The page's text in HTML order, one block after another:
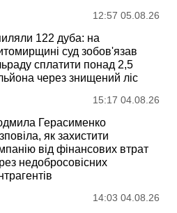
12:57 05.08.26
122 дуба: на
суд зобов'язав
сплатити понад 2,5
через знищений ліс
15:17 04.08.26
Герасименко
як захистити
від фінансових втрат
недобросовісних
14:03 04.08.26